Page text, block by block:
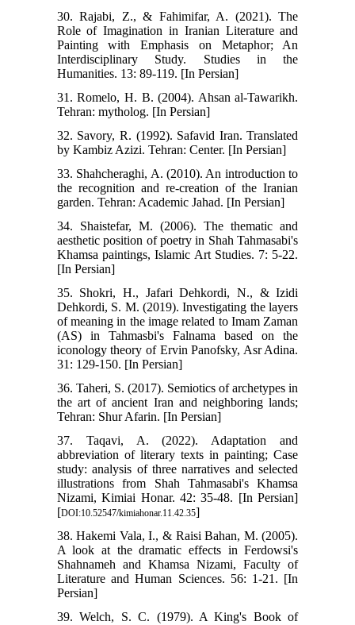
30. Rajabi, Z., & Fahimifar, A. (2021). The
Role of Imagination in Iranian Literature and
Painting with Emphasis on Metaphor; An
Interdisciplinary Study. Studies in the
Humanities. 13: 89-119. [In Persian]
31. Romelo, H. B. (2004). Ahsan al-Tawarikh.
Tehran: mytholog. [In Persian]
32. Savory, R. (1992). Safavid Iran. Translated
by Kambiz Azizi. Tehran: Center. [In Persian]
33. Shahcheraghi, A. (2010). An introduction to
the recognition and re-creation of the Iranian
garden. Tehran: Academic Jahad. [In Persian]
34. Shaistefar, M. (2006). The thematic and
aesthetic position of poetry in Shah Tahmasabi's
Khamsa paintings, Islamic Art Studies. 7: 5-22.
[In Persian]
35. Shokri, H., Jafari Dehkordi, N., & Izidi
Dehkordi, S. M. (2019). Investigating the layers
of meaning in the image related to Imam Zaman
(AS) in Tahmasbi's Falnama based on the
iconology theory of Ervin Panofsky, Asr Adina.
31: 129-150. [In Persian]
36. Taheri, S. (2017). Semiotics of archetypes in
the art of ancient Iran and neighboring lands;
Tehran: Shur Afarin. [In Persian]
37. Taqavi, A. (2022). Adaptation and
abbreviation of literary texts in painting; Case
study: analysis of three narratives and selected
illustrations from Shah Tahmasabi's Khamsa
Nizami, Kimiai Honar. 42: 35-48. [In Persian]
[DOI:10.52547/kimiahonar.11.42.35]
38. Hakemi Vala, I., & Raisi Bahan, M. (2005).
A look at the dramatic effects in Ferdowsi's
Shahnameh and Khamsa Nizami, Faculty of
Literature and Human Sciences. 56: 1-21. [In
Persian]
39. Welch, S. C. (1979). A King's Book of